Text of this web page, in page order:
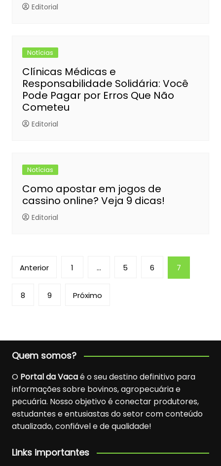
Editorial
Notícias
Clínicas Médicas e
Responsabilidade Solidária: Você
Pode Pagar por Erros Que Não
Cometeu
Editorial
Notícias
Como apostar em jogos de
cassino online? Veja 9 dicas!
Editorial
Paginação
posts
Anterior 1 … 5 6 7
8 9 Próximo
Quem somos?
O Portal da Vacaé o seu destino definitivo para
informações sobre bovinos, agropecuária e
pecuária. Nosso objetivo é conectar produtores,
estudantes e entusiastas do setor com conteúdo
atualizado, confiável e de qualidade!
Links importantes